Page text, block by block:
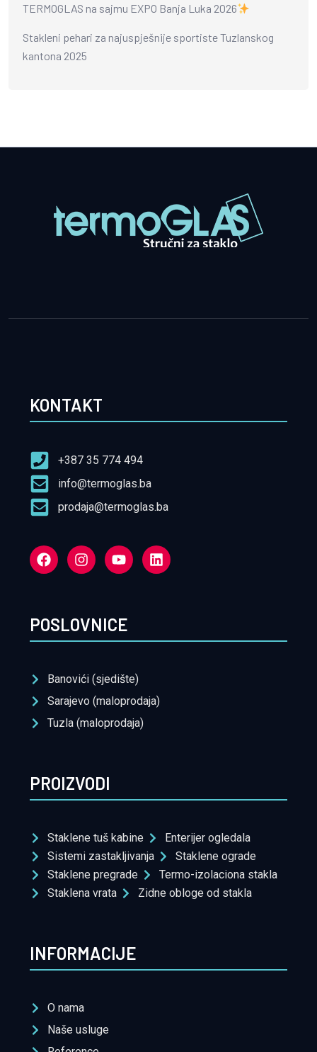
TERMOGLAS na sajmu EXPO Banja Luka 2026
Stakleni pehari za najuspješnije sportiste Tuzlanskog
kantona 2025
KONTAKT
+387 35 774 494
info@termoglas.ba
prodaja@termoglas.ba
POSLOVNICE
Banovići (sjedište)
Sarajevo (maloprodaja)
Tuzla (maloprodaja)
PROIZVODI
Staklene tuš kabine
Enterijer ogledala
Sistemi zastakljivanja
Staklene ograde
Staklene pregrade
Termo-izolaciona stakla
Staklena vrata
Zidne obloge od stakla
INFORMACIJE
O nama
Naše usluge